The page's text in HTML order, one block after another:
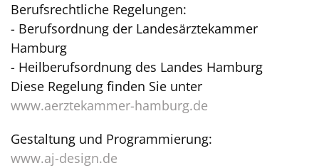
Berufsrechtliche Regelungen:
- Berufsordnung der Landesärztekammer
Hamburg
- Heilberufsordnung des Landes Hamburg
Diese Regelung finden Sie unter
www.aerztekammer-hamburg.de
Gestaltung und Programmierung:
www.aj-design.de